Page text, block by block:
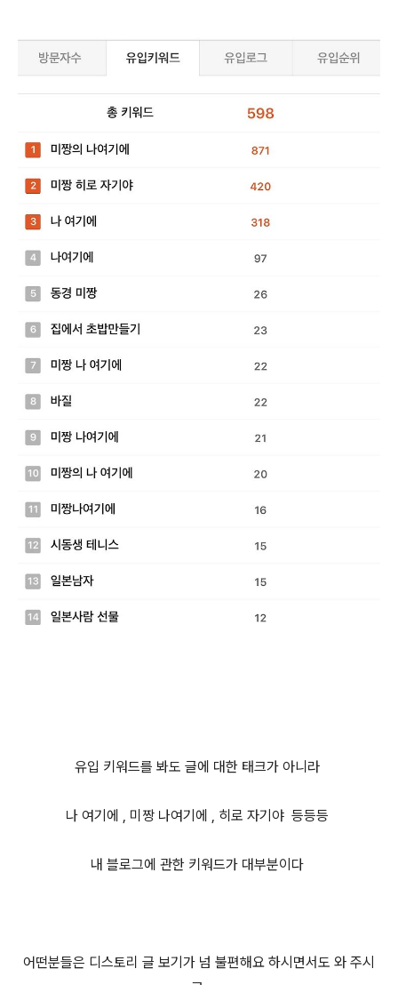
유입 키워드를 봐도 글에 대한 태크가 아니라
나 여기에 , 미짱 나여기에 , 히로 자기야 등등등
내 블로그에 관한 키워드가 대부분이다
어떤분들은 디스토리 글 보기가 넘 불편해요 하시면서도 와 주시